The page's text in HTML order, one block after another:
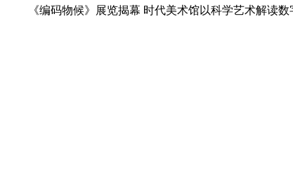
《编码物候》展览揭幕 时代美术馆以科学艺术解读数